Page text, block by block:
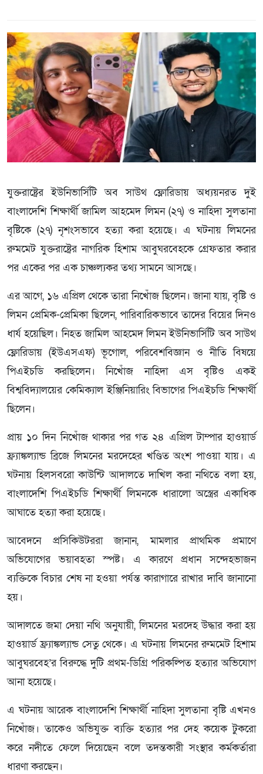
যুক্তরাষ্ট্রের ইউনিভার্সিটি অব সাউথ ফ্লোরিডায় অধ্যয়নরত দুই
বাংলাদেশি শিক্ষার্থী জামিল আহমেদ লিমন (২৭) ও নাহিদা সুলতানা
বৃষ্টিকে (২৭) নৃশংসভাবে হত্যা করা হয়েছে। এ ঘটনায় লিমনের
রুমমেট যুক্তরাষ্ট্রের নাগরিক হিশাম আবুঘরবেহকে গ্রেফতার করার
পর একের পর এক চাঞ্চল্যকর তথ্য সামনে আসছে।
এর আগে, ১৬ এপ্রিল থেকে তারা নিখোঁজ ছিলেন। জানা যায়, বৃষ্টি ও
লিমন প্রেমিক-প্রেমিকা ছিলেন, পারিবারিকভাবে তাদের বিয়ের দিনও
ধার্য হয়েছিল। নিহত জামিল আহমেদ লিমন ইউনিভার্সিটি অব সাউথ
ফ্লোরিডায় (ইউএসএফ) ভূগোল, পরিবেশবিজ্ঞান ও নীতি বিষয়ে
পিএইচডি করছিলেন। নিখোঁজ নাহিদা এস বৃষ্টিও একই
বিশ্ববিদ্যালয়ের কেমিক্যাল ইঞ্জিনিয়ারিং বিভাগের পিএইচডি শিক্ষার্থী
ছিলেন।
প্রায় ১০ দিন নিখোঁজ থাকার পর গত ২৪ এপ্রিল টাম্পার হাওয়ার্ড
ফ্র্যাঙ্কল্যান্ড ব্রিজে লিমনের মরদেহের খণ্ডিত অংশ পাওয়া যায়। এ
ঘটনায় হিলসবরো কাউন্টি আদালতে দাখিল করা নথিতে বলা হয়,
বাংলাদেশি পিএইচডি শিক্ষার্থী লিমনকে ধারালো অস্ত্রের একাধিক
আঘাতে হত্যা করা হয়েছে।
আবেদনে প্রসিকিউটররা জানান, মামলার প্রাথমিক প্রমাণে
অভিযোগের ভয়াবহতা স্পষ্ট। এ কারণে প্রধান সন্দেহভাজন
ব্যক্তিকে বিচার শেষ না হওয়া পর্যন্ত কারাগারে রাখার দাবি জানানো
হয়।
আদালতে জমা দেয়া নথি অনুযায়ী, লিমনের মরদেহ উদ্ধার করা হয়
হাওয়ার্ড ফ্র্যাঙ্কল্যান্ড সেতু থেকে। এ ঘটনায় লিমনের রুমমেট হিশাম
আবুঘরবেহ’র বিরুদ্ধে দুটি প্রথম-ডিগ্রি পরিকল্পিত হত্যার অভিযোগ
আনা হয়েছে।
এ ঘটনায় আরেক বাংলাদেশি শিক্ষার্থী নাহিদা সুলতানা বৃষ্টি এখনও
নিখোঁজ। তাকেও অভিযুক্ত ব্যক্তি হত্যার পর দেহ কয়েক টুকরো
করে নদীতে ফেলে দিয়েছেন বলে তদন্তকারী সংস্থার কর্মকর্তারা
ধারণা করছেন।